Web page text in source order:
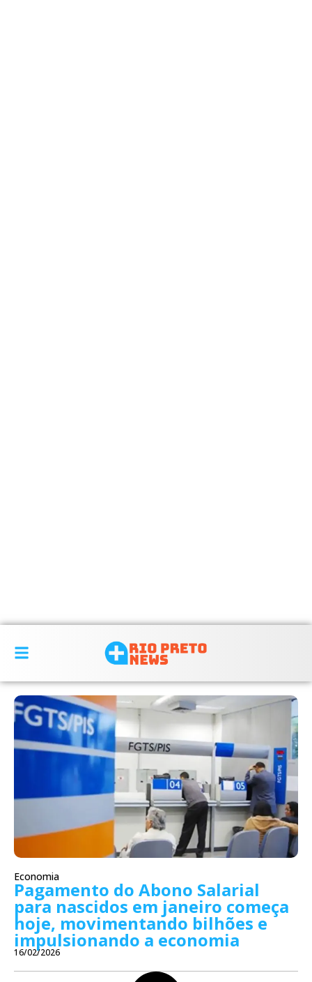
Economia
Pagamento do Abono Salarial
para nascidos em janeiro começa
hoje, movimentando bilhões e
impulsionando a economia
16/02/2026